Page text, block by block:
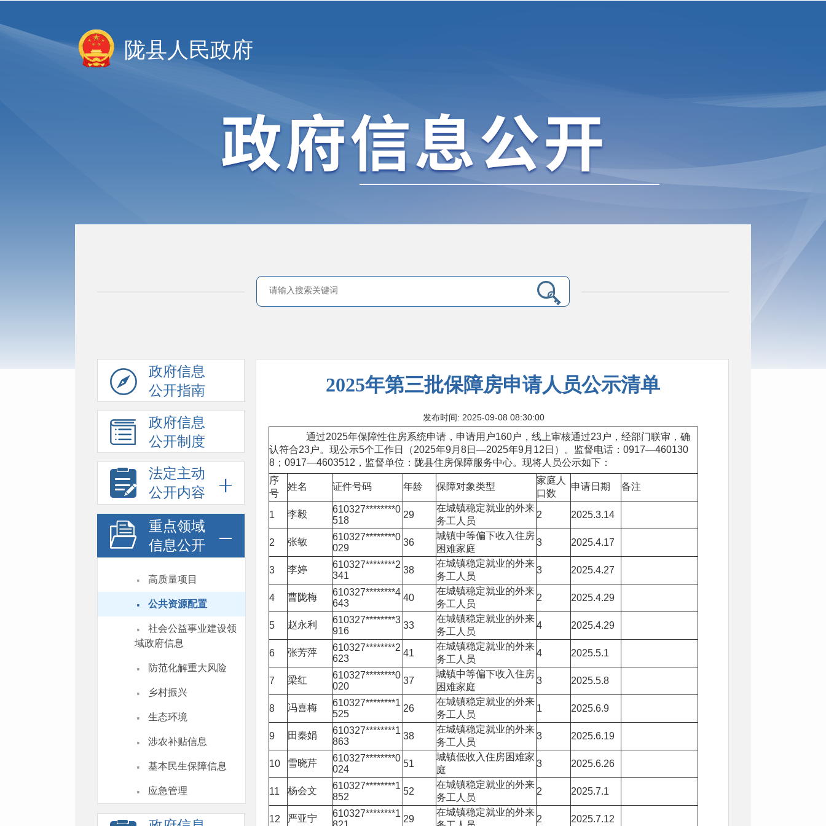
陇县人民政府
政府信息
公开指南
政府信息
公开制度
法定主动
公开内容
重点领域
信息公开
· 高质量项目
· 公共资源配置
·
社会公益事业建设领
域政府信息
· 防范化解重大风险
· 乡村振兴
· 生态环境
· 涉农补贴信息
· 基本民生保障信息
· 应急管理
2025年第三批保障房申请人员公示清单
发布时间: 2025-09-08 08:30:00
通过2025年保障性住房系统申请，申请用户160户，线上审核通过23户，经部门联审，确
认符合23户。现公示5个工作日（2025年9月8日—2025年9月12日）。监督电话：0917—460130
8；0917—4603512，监督单位：陇县住房保障服务中心。现将人员公示如下：
序
号
姓名 证件号码 年龄 保障对象类型
家庭人
口数
申请日期 备注
1 李毅
610327********0
518
29
在城镇稳定就业的外来
务工人员
2 2025.3.14
2 张敏
610327********0
029
36
城镇中等偏下收入住房
困难家庭
3 2025.4.17
3 李婷
610327********2
341
38
在城镇稳定就业的外来
务工人员
3 2025.4.27
4 曹陇梅
610327********4
643
40
在城镇稳定就业的外来
务工人员
2 2025.4.29
5 赵永利
610327********3
916
33
在城镇稳定就业的外来
务工人员
4 2025.4.29
6 张芳萍
610327********2
623
41
在城镇稳定就业的外来
务工人员
4 2025.5.1
7 梁红
610327********0
020
37
城镇中等偏下收入住房
困难家庭
3 2025.5.8
8 冯喜梅
610327********1
525
26
在城镇稳定就业的外来
务工人员
1 2025.6.9
9 田秦娟
610327********1
863
38
在城镇稳定就业的外来
务工人员
3 2025.6.19
10 雪晓芹
610327********0
024
51
城镇低收入住房困难家
庭
3 2025.6.26
11 杨会文
610327********1
852
52
在城镇稳定就业的外来
务工人员
2 2025.7.1
12 严亚宁
610327********1
29
在城镇稳定就业的外来
2 2025.7.12